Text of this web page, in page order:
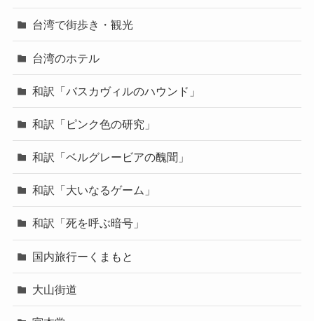
台湾で街歩き・観光
台湾のホテル
和訳「バスカヴィルのハウンド」
和訳「ピンク色の研究」
和訳「ベルグレービアの醜聞」
和訳「大いなるゲーム」
和訳「死を呼ぶ暗号」
国内旅行ーくまもと
大山街道